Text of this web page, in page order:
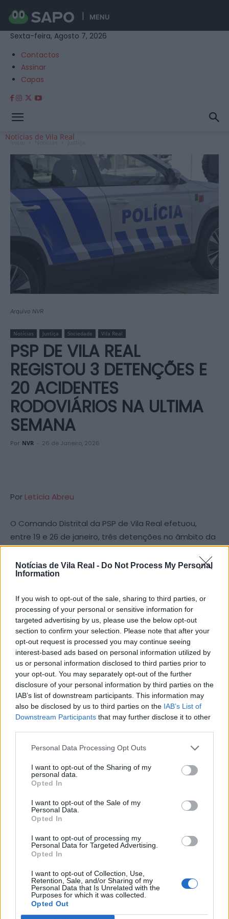
Notícias de Vila Real - Do Not Process My Personal
Information
If you wish to opt-out of the sale, sharing to third parties, or
processing of your personal or sensitive information for
targeted advertising by us, please use the below opt-out
section to confirm your selection. Please note that after your
opt-out request is processed you may continue seeing
interest-based ads based on personal information utilized by
us or personal information disclosed to third parties prior to
your opt-out. You may separately opt-out of the further
disclosure of your personal information by third parties on the
IAB’s list of downstream participants. This information may
also be disclosed by us to third parties on the IAB’s List of
Downstream Participants that may further disclose it to other
Personal Data Processing Opt Outs
I want to opt-out of the Sharing of my
personal data.
Opted In
I want to opt-out of the Sale of my
Personal Data.
Opted In
I want to opt-out of processing my
Personal Data for Targeted Advertising.
Opted In
I want to opt-out of Collection, Use,
Retention, Sale, and/or Sharing of my
Personal Data that Is Unrelated with the
Purposes for which it was collected.
Opted Out
MENU
Sexta-feira, Agosto 7, 2026
Contactos
Assinar
Capas
Notícias de Vila Real
Início Notícias Justiça
Arquivo NVR
Notícias Justiça Sociedade Vila Real
PSP DE VILA REAL
REGISTOU 3 DETENÇÕES E
20 ACIDENTES
RODOVIÁRIOS NA ULTIMA
SEMANA
Por NVR - 26 de Janeiro, 2026
Por Letícia Abreu
O Comando Distrital da PSP de Vila Real efetuou,
entre 19 e 26 de janeiro, três detenções no âmbito da
sua atividade operacional de combate à
criminalidade.
durante este período, a PSP destaca a detenção de
dois indivíduos pelo crime de condução de veículo
automóvel em estado de embriaguez e de um
indivíduo pelo crime de condução sem habilitação
legal.
No âmbito das ações de fiscalização rodoviária foram
realizadas diversas operações, durantes as quais
vários condutores foram submetidos a teste de
alcoolémia. Relativamente à sinistralidade rodoviária,
quais resultaram quatro feridos leves.
A PSP apela à colaboração de todos os cidadãos na
denúncia de crimes que tenham conhecimento e
relembra a importância da adoção de
comportamentos responsáveis, em prol de uma
meteorológicas e ao estado do piso.
Letícia Abreu LOCAL PSP Vila Real
Artigo anterior